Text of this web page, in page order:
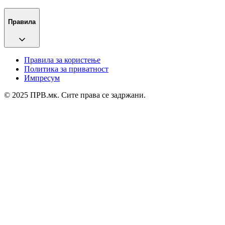
Правила
Правила за користење
Политика за приватност
Импресум
© 2025 ПРВ.мк. Сите права се задржани.